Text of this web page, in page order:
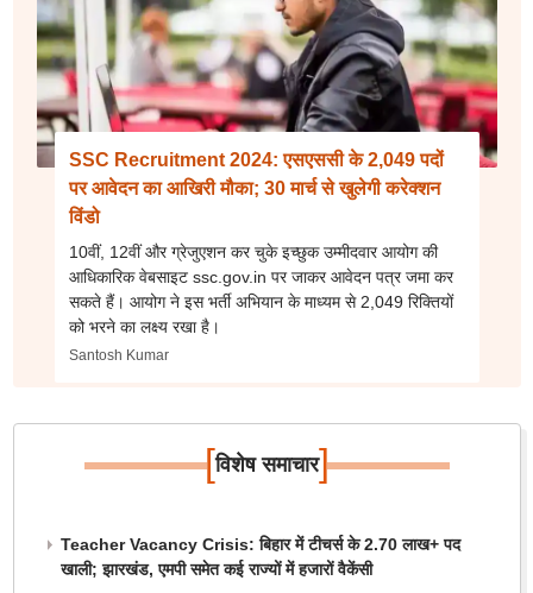
SSC Recruitment 2024: एसएससी के 2,049 पदों
पर आवेदन का आखिरी मौका; 30 मार्च से खुलेगी करेक्शन
विंडो
10वीं, 12वीं और ग्रेजुएशन कर चुके इच्छुक उम्मीदवार आयोग की
आधिकारिक वेबसाइट ssc.gov.in पर जाकर आवेदन पत्र जमा कर
सकते हैं। आयोग ने इस भर्ती अभियान के माध्यम से 2,049 रिक्तियों
को भरने का लक्ष्य रखा है।
Santosh Kumar
[विशेष समाचार]
Teacher Vacancy Crisis: बिहार में टीचर्स के 2.70 लाख+ पद
खाली; झारखंड, एमपी समेत कई राज्यों में हजारों वैकेंसी